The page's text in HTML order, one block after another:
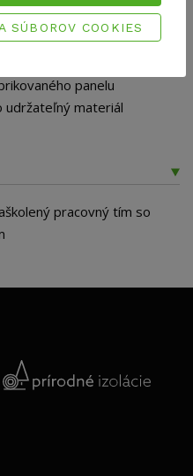
farma a dodávateľ
panelu
udržateľný materiál
pracovný tím so
SÚBOROV COOKIES